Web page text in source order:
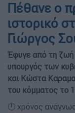
Πέθανε ο
ιστορικό
Γιώργος
Έφυγε από τη ζωή
υπουργός των
και Κώστα
του κόμματος το
🕛 χρόνος